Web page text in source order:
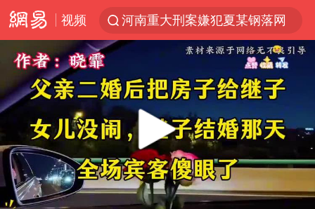
视频
河南重大刑案嫌犯夏某钢落网
WTT横滨冠军赛国乒女单三将晋级四强
光影经济撬动暑期消费新蓝海
陈思诚零点晒照为佟丽娅庆生
郑丽文：台湾从来没有“独立”过
央视新主播李秋莹孙亚鹏亮相
00:00 41:51